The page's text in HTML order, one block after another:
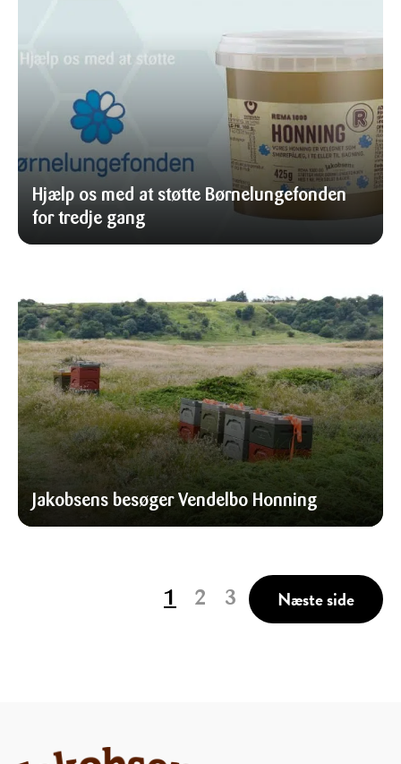
Hjælp os med at støtte Børnelungefonden
for tredje gang
Jakobsens besøger Vendelbo Honning
1 2 3 Næste side